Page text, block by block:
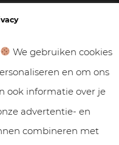
We gebruiken cookies
en om ons
ook informatie over je
advertentie- en
combineren met